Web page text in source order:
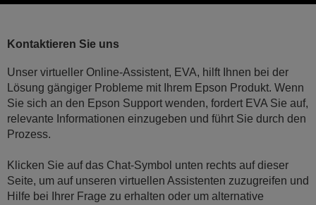
Kontaktieren Sie uns
Unser virtueller Online-Assistent, EVA, hilft Ihnen bei der
Lösung gängiger Probleme mit Ihrem Epson Produkt. Wenn
Sie sich an den Epson Support wenden, fordert EVA Sie auf,
relevante Informationen einzugeben und führt Sie durch den
Prozess.
Klicken Sie auf das Chat-Symbol unten rechts auf dieser
Seite, um auf unseren virtuellen Assistenten zuzugreifen und
Hilfe bei Ihrer Frage zu erhalten oder um alternative